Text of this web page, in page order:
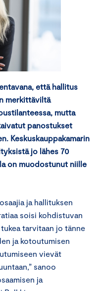
että hallitus
merkittäviltä
mutta
panostukset
Keskuskauppakamarin
jo lähes 70
on muodostunut niille
ja hallituksen
soisi kohdistuvan
tarvitaan jo tänne
ja kotoutumisen
vievät
sanoo
ja